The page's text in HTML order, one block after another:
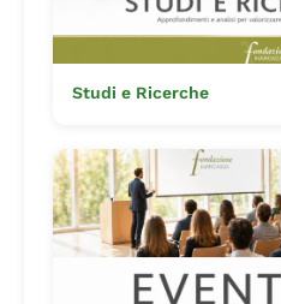
Studi e Ricerche